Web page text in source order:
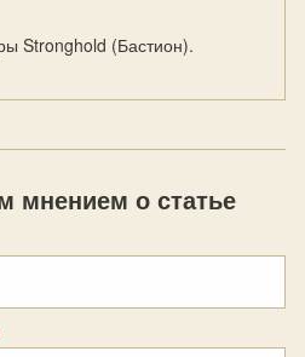
Stronghold (Бастион).
мнением о статье